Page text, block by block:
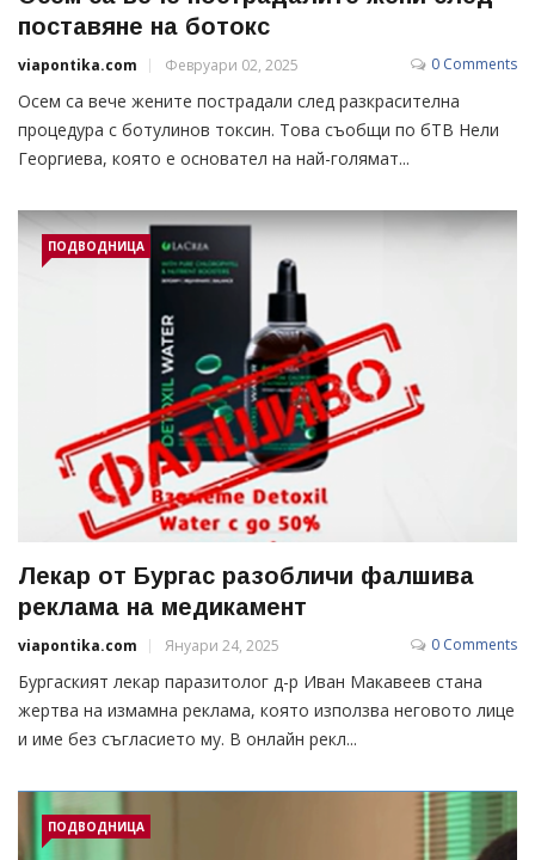
поставяне на ботокс
viapontika.com Февруари 02, 2025 0 Comments
Осем са вече жените пострадали след разкрасителна
процедура с ботулинов токсин. Това съобщи по бТВ Нели
Георгиева, която е основател на най-голямат...
ПОДВОДНИЦА
Лекар от Бургас разобличи фалшива
реклама на медикамент
viapontika.com Януари 24, 2025 0 Comments
Бургаският лекар паразитолог д-р Иван Макавеев стана
жертва на измамна реклама, която използва неговото лице
и име без съгласието му. В онлайн рекл...
ПОДВОДНИЦА